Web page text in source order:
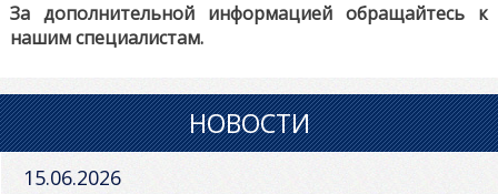
За дополнительной информацией обращайтесь к
нашим специалистам.
НОВОСТИ
15.06.2026